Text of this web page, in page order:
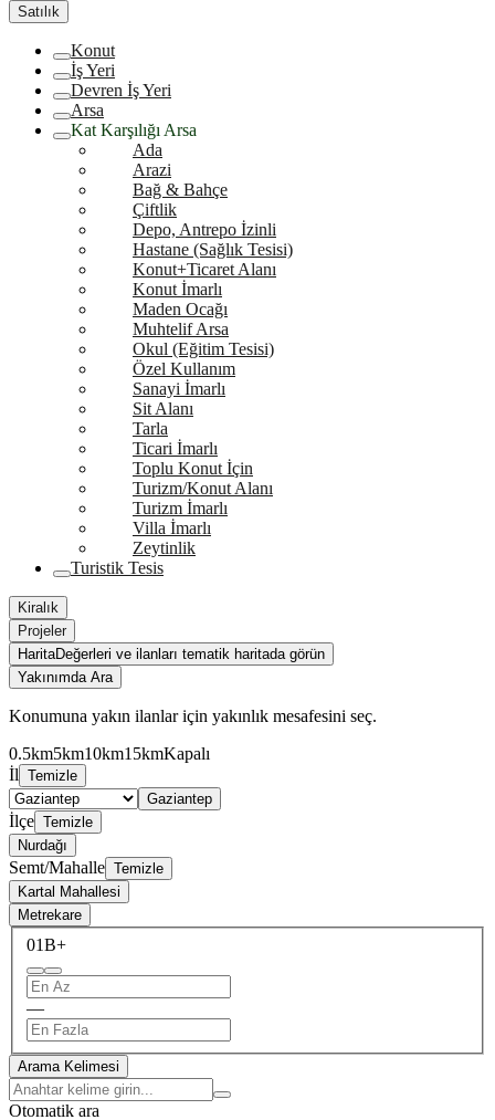
Satılık
Konut
İş Yeri
Devren İş Yeri
Arsa
Kat Karşılığı Arsa
Ada
Arazi
Bağ & Bahçe
Çiftlik
Depo, Antrepo İzinli
Hastane (Sağlık Tesisi)
Konut+Ticaret Alanı
Konut İmarlı
Maden Ocağı
Muhtelif Arsa
Okul (Eğitim Tesisi)
Özel Kullanım
Sanayi İmarlı
Sit Alanı
Tarla
Ticari İmarlı
Toplu Konut İçin
Turizm/Konut Alanı
Turizm İmarlı
Villa İmarlı
Zeytinlik
Turistik Tesis
Kiralık
Projeler
HaritaDeğerleri ve ilanları tematik haritada görün
Yakınımda Ara
Konumuna yakın ilanlar için yakınlık mesafesini seç.
0.5km5km10km15kmKapalı
İl Temizle
Gaziantep
İlçe Temizle
Nurdağı
Semt/Mahalle Temizle
Kartal Mahallesi
Metrekare
01B+
—
Arama Kelimesi
Otomatik ara